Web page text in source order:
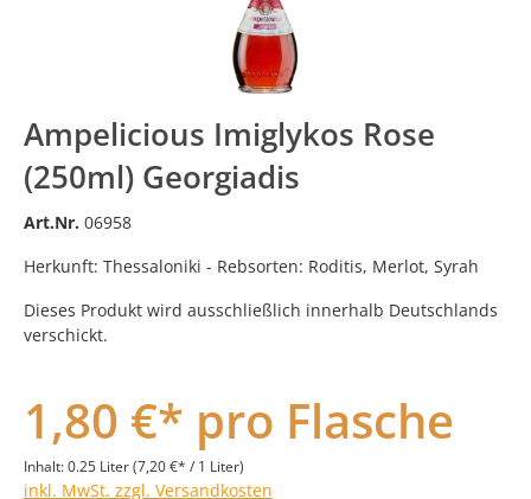
Ampelicious Imiglykos Rose
(250ml) Georgiadis
Art.Nr. 06958
Herkunft: Thessaloniki - Rebsorten: Roditis, Merlot, Syrah
Dieses Produkt wird ausschließlich innerhalb Deutschlands
verschickt.
1,80 €* pro Flasche
Inhalt:0.25 Liter(7,20 €* / 1 Liter)
inkl. MwSt. zzgl. Versandkosten